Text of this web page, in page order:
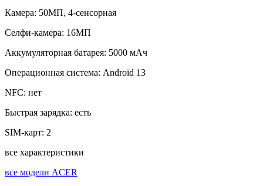
Камера: 50МП, 4-сенсорная
Селфи-камера: 16МП
Аккумуляторная батарея: 5000 мАч
Операционная система: Android 13
NFC: нет
Быстрая зарядка: есть
SIM-карт: 2
все характеристики
все модели ACER